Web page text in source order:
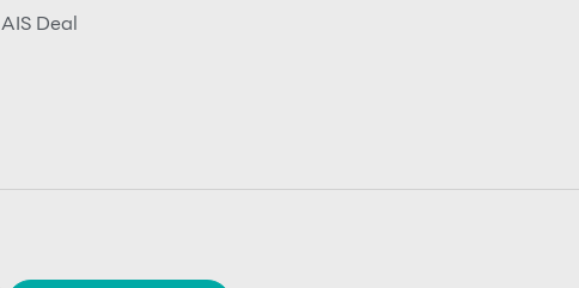
AIS Deal